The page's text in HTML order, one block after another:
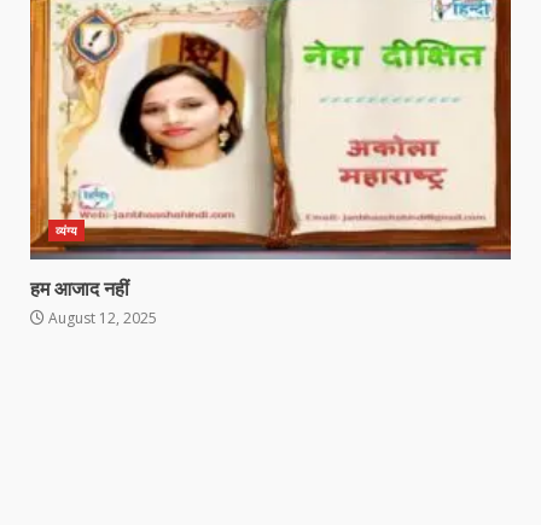
व्यंग्य
हम आजाद नहीं
August 12, 2025